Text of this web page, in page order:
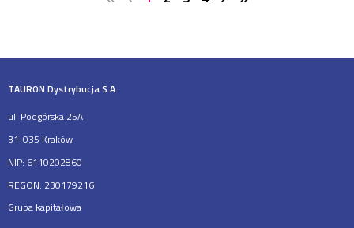
TAURON Dystrybucja S.A.
ul. Podgórska 25A
31-035 Kraków
NIP: 6110202860
REGON: 230179216
Grupa kapitałowa